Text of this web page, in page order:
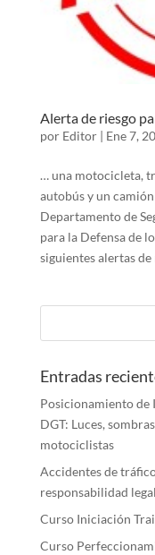
Alerta de riesgo
por Editor| Ene 7,
… una motocicleta,
autobús y un
Departamento de
para la Defensa de
siguientes alertas de
Entradas
Posicionamiento de
DGT: Luces,
motociclistas
Accidentes de
responsabilidad
Curso Iniciación
Curso